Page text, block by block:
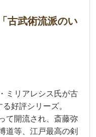
古武術流派のい
ミリアレシス氏が古
好評シリーズ。
て開流され、斎藤弥
道等、江戸最高の剣